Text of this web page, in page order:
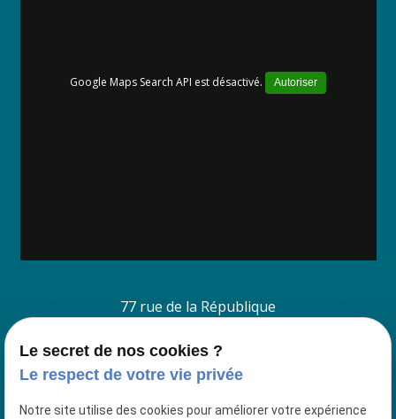
Google Maps Search API est désactivé. Autoriser
77 rue de la République
4 Place du Jeu de Paume
38200 VIENNE
Le secret de nos cookies ?
Le respect de votre vie privée
Notre site utilise des cookies pour améliorer votre expérience